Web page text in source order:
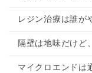
レジン治療は誰が
隔壁は地味だけど
マイクロエンドは